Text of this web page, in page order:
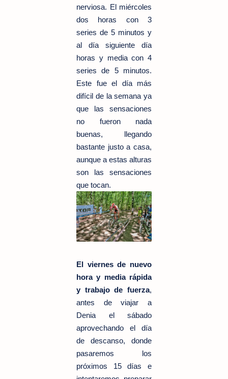
nerviosa. El miércoles
dos horas con 3
series de 5 minutos y
al día siguiente día
horas y media con 4
series de 5 minutos.
Este fue el día más
difícil de la semana ya
que las sensaciones
no fueron nada
buenas, llegando
bastante justo a casa,
aunque a estas alturas
son las sensaciones
que tocan.
El viernes de nuevo
hora y media rápida
y trabajo de fuerza,
antes de viajar a
Denia el sábado
aprovechando el día
de descanso, donde
pasaremos los
próximos 15 días e